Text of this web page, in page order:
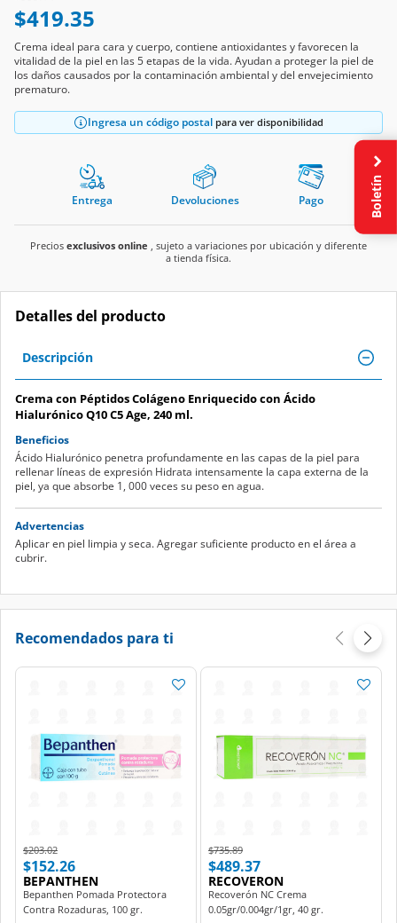
$419.35
Crema ideal para cara y cuerpo, contiene antioxidantes y favorecen la
vitalidad de la piel en las 5 etapas de la vida. Ayudan a proteger la piel de
los daños causados por la contaminación ambiental y del envejecimiento
prematuro.
Ingresa un código postal para ver disponibilidad
Entrega Devoluciones Pago
Precios exclusivos online , sujeto a variaciones por ubicación y diferente
a tienda física.
Detalles del producto
Descripción
Crema con Péptidos Colágeno Enriquecido con Ácido
Hialurónico Q10 C5 Age, 240 ml.
Beneficios
Ácido Hialurónico penetra profundamente en las capas de la piel para
rellenar líneas de expresión Hidrata intensamente la capa externa de la
piel, ya que absorbe 1, 000 veces su peso en agua.
Advertencias
Aplicar en piel limpia y seca. Agregar suficiente producto en el área a
cubrir.
Recomendados para ti
Price reduced from
$203.02to
$152.26
BEPANTHEN
Bepanthen Pomada Protectora
Contra Rozaduras, 100 gr.
Price reduced from
$735.89to
$489.37
RECOVERON
Recoverón NC Crema
0.05gr/0.004gr/1gr, 40 gr.
Boletín